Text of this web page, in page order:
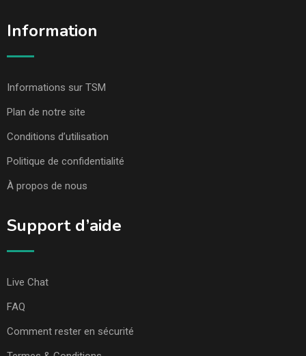
Information
Informations sur TSM
Plan de notre site
Conditions d’utilisation
Politique de confidentialité
À propos de nous
Support d’aide
Live Chat
FAQ
Comment rester en sécurité